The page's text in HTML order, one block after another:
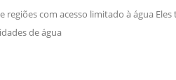
regiões com acesso limitado à água
de água